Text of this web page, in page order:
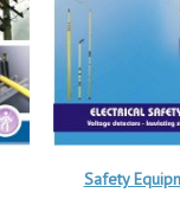
Safety